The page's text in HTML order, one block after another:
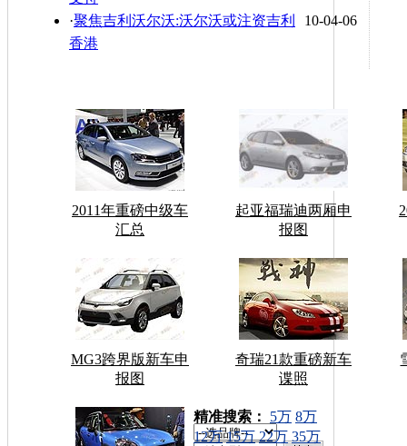
10-04-06
·聚焦吉利沃尔沃:沃尔沃或注资吉利
香港
2011年重磅中级车
汇总
起亚福瑞迪两厢申
报图
MG3跨界版新车申
报图
奇瑞21款重磅新车
谍照
车型搜索：
精准搜索： 5万 8万
12万 15万 22万 35万